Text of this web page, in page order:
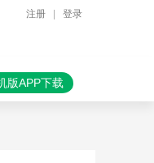
注册 登录
版APP下载